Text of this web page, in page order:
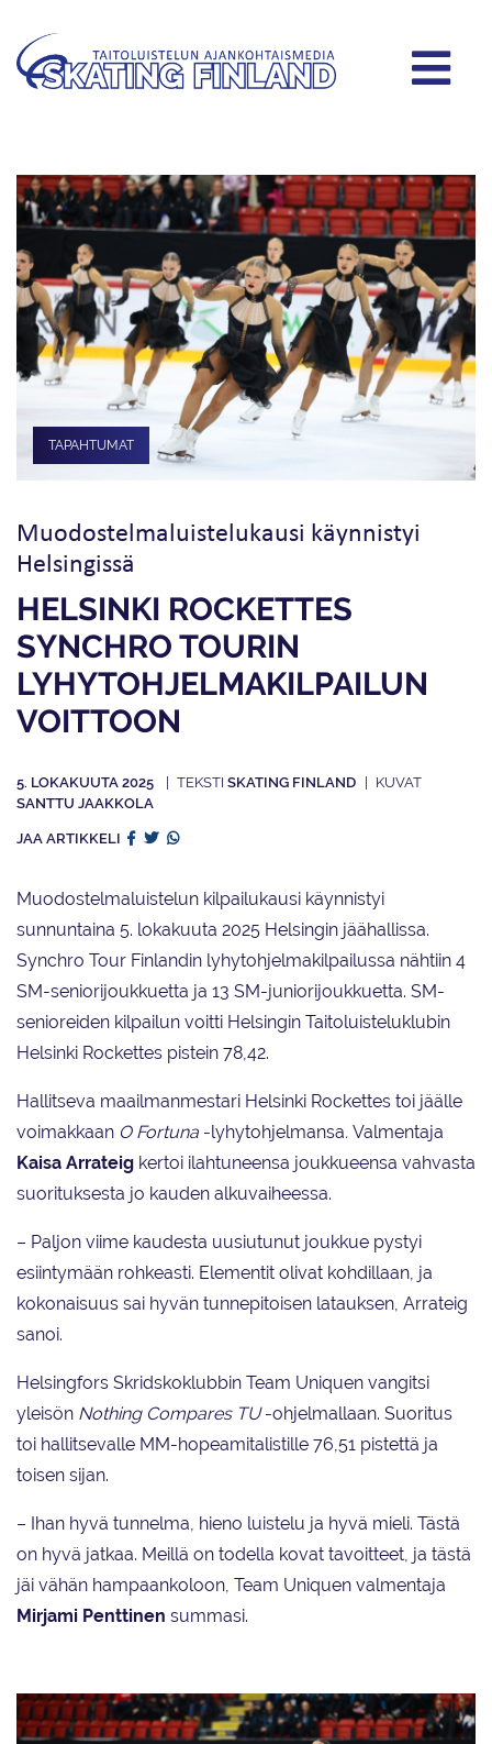
TAPAHTUMAT
Muodostelmaluistelukausi käynnistyi
Helsingissä
HELSINKI ROCKETTES
SYNCHRO TOURIN
LYHYTOHJELMA­KILPAILUN
VOITTOON
5. LOKAKUUTA 2025
SKATING FINLAND
SANTTU JAAKKOLA
JAA ARTIKKELI
Muodostelmaluistelun kilpailukausi käynnistyi
sunnuntaina 5. lokakuuta 2025 Helsingin jäähallissa.
Synchro Tour Finlandin lyhytohjelmakilpailussa nähtiin 4
SM-seniorijoukkuetta ja 13 SM-juniorijoukkuetta. SM-
senioreiden kilpailun voitti Helsingin Taitoluisteluklubin
Helsinki Rockettes pistein 78,42.
Hallitseva maailmanmestari Helsinki Rockettes toi jäälle
voimakkaan O Fortuna -lyhytohjelmansa. Valmentaja
Kaisa Arrateig kertoi ilahtuneensa joukkueensa vahvasta
suorituksesta jo kauden alkuvaiheessa.
– Paljon viime kaudesta uusiutunut joukkue pystyi
esiintymään rohkeasti. Elementit olivat kohdillaan, ja
kokonaisuus sai hyvän tunnepitoisen latauksen, Arrateig
sanoi.
Helsingfors Skridskoklubbin Team Uniquen vangitsi
yleisön Nothing Compares TU-ohjelmallaan. Suoritus
toi hallitsevalle MM-hopeamitalistille 76,51 pistettä ja
toisen sijan.
– Ihan hyvä tunnelma, hieno luistelu ja hyvä mieli. Tästä
on hyvä jatkaa. Meillä on todella kovat tavoitteet, ja tästä
jäi vähän hampaankoloon, Team Uniquen valmentaja
Mirjami Penttinen summasi.